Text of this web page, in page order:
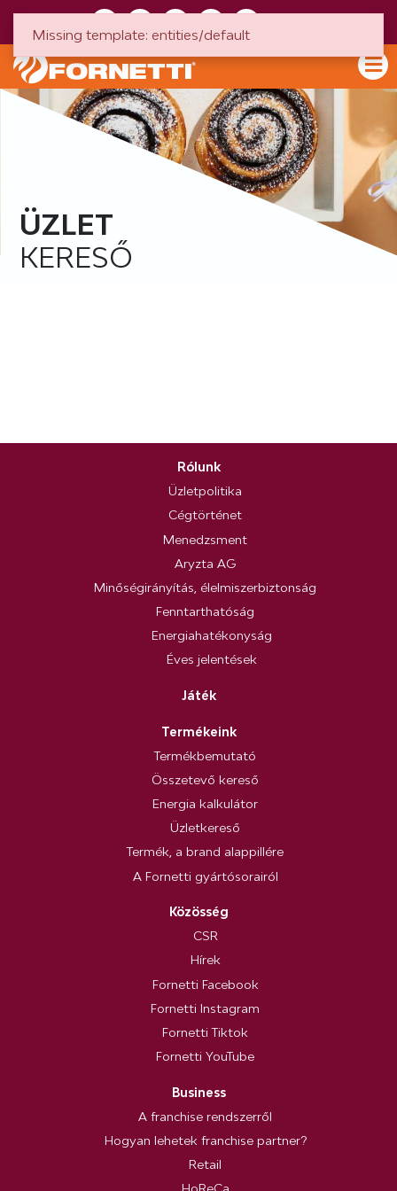
ÜZLET
KERESŐ
Rólunk
Üzletpolitika
Cégtörténet
Menedzsment
Aryzta AG
Minőségirányítás, élelmiszerbiztonság
Fenntarthatóság
Energiahatékonyság
Éves jelentések
Játék
Termékeink
Termékbemutató
Összetevő kereső
Energia kalkulátor
Üzletkereső
Termék, a brand alappillére
A Fornetti gyártósorairól
Közösség
CSR
Hírek
Fornetti Facebook
Fornetti Instagram
Fornetti Tiktok
Fornetti YouTube
Business
A franchise rendszerről
Hogyan lehetek franchise partner?
Retail
Missing template: entities/default